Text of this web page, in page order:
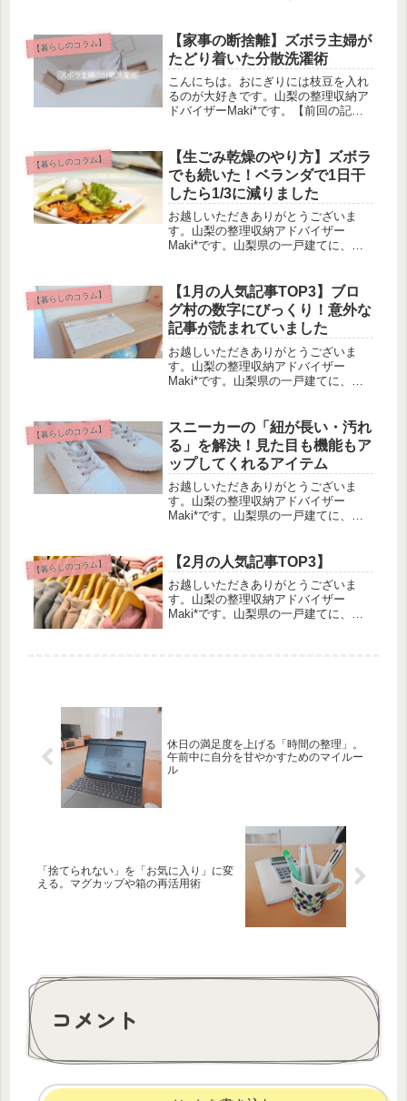
活や美肌にすごくいい！」という話を
耳にしてから、少し前からわが家で...
【暮らしのコラム】
【家事の断捨離】ズボラ主婦が
たどり着いた分散洗濯術
こんにちは。おにぎりには枝豆を入れ
るのが大好きです。山梨の整理収納ア
ドバイザーMaki*です。【前回の記
洗い！」なんて見かけますが…正直、
私には無理です！！笑「1日1人分ず
つ...
【暮らしのコラム】
【生ごみ乾燥のやり方】ズボラ
でも続いた！ベランダで1日干
したら1/3に減りました
お越しいただきありがとうございま
す。山梨の整理収納アドバイザー
Maki*です。山梨県の一戸建てに、夫
して、これまでに20件ほどの片付けサ
ポートを経験。「心・モノ・お金を整
え...
【暮らしのコラム】
【1月の人気記事TOP3】ブロ
グ村の数字にびっくり！意外な
記事が読まれていました
お越しいただきありがとうございま
す。山梨の整理収納アドバイザー
Maki*です。山梨県の一戸建てに、夫
して、これまでに20件ほどの片付けサ
ポートを経験。「心・モノ・お金を整
え...
【暮らしのコラム】
スニーカーの「紐が長い・汚れ
る」を解決！見た目も機能もア
ップしてくれるアイテム
お越しいただきありがとうございま
す。山梨の整理収納アドバイザー
Maki*です。山梨県の一戸建てに、夫
して、これまでに20件ほどの片付けサ
ポートを経験。「心・モノ・お金を整
え...
【暮らしのコラム】 【2月の人気記事TOP3】
お越しいただきありがとうございま
す。山梨の整理収納アドバイザー
Maki*です。山梨県の一戸建てに、夫
休日の満足度を上げる「時間の整理」。
午前中に自分を甘やかすためのマイルー
ル
「捨てられない」を「お気に入り」に変
える。マグカップや箱の再活用術
コメント